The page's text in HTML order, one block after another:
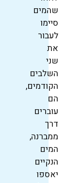
שהמים
סיימו
לעבור
את
שני
השלבים
הקודמים,
הם
עוברים
דרך
ממברנה,
המים
הנקיים
יאספו